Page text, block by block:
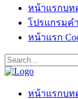
หน้าแรกบท
โปรแกรมค
หน้าแรก
หน้าแรกบท